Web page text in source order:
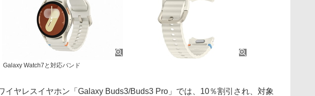
Galaxy Watch7と対応バンド
イヤレスイヤホン「Galaxy Buds3/Buds3 Pro」では、10％割引され、対象